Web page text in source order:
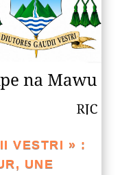
VESTRI » :
UNE